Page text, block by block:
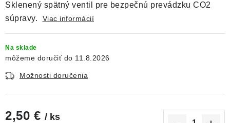
VÝPREDAJ
O nás
Moja objednávka
Sklenený spätný ventil pre bezpečnú prevádzku CO2
súpravy.
Viac informácií
Na sklade
11.8.2026
Možnosti doručenia
2,50 € / ks